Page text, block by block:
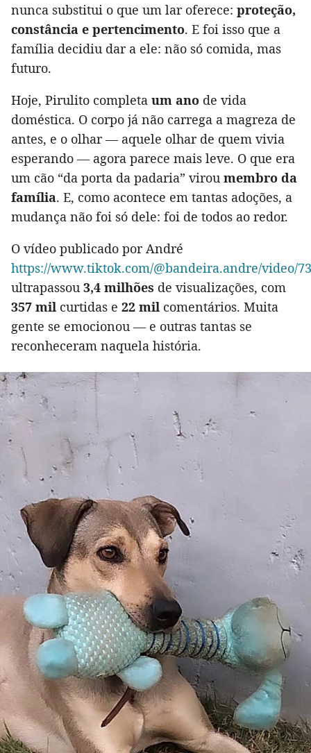
nunca substitui o que um lar oferece: proteção,
constância e pertencimento. E foi isso que a
família decidiu dar a ele: não só comida, mas
futuro.
Hoje, Pirulito completa um ano de vida
doméstica. O corpo já não carrega a magreza de
antes, e o olhar — aquele olhar de quem vivia
esperando — agora parece mais leve. O que era
um cão “da porta da padaria” virou membro da
família. E, como acontece em tantas adoções, a
mudança não foi só dele: foi de todos ao redor.
O vídeo publicado por André
https://www.tiktok.com/@bandeira.andre/video/
ultrapassou 3,4 milhões de visualizações, com
357 mil curtidas e 22 mil comentários. Muita
gente se emocionou — e outras tantas se
reconheceram naquela história.